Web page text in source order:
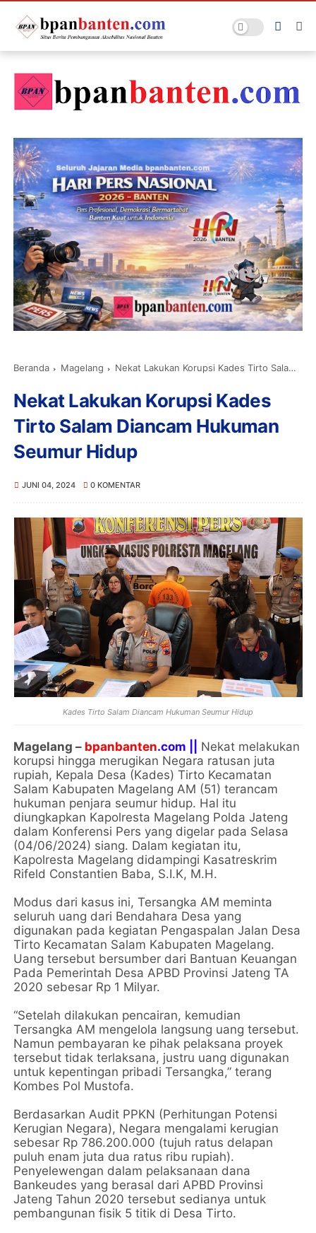
Beranda Magelang Nekat Lakukan Korupsi Kades Tirto Salam Diancam Hukuman Seumur Hidup
Nekat Lakukan Korupsi Kades
Tirto Salam Diancam Hukuman
Seumur Hidup
JUNI 04, 2024 0 KOMENTAR
Kades Tirto Salam Diancam Hukuman Seumur Hidup
Magelang – bpanbanten.com ||
Nekat melakukan
korupsi hingga merugikan Negara ratusan juta
rupiah, Kepala Desa (Kades) Tirto Kecamatan
Salam Kabupaten Magelang AM (51) terancam
hukuman penjara seumur hidup. Hal itu
diungkapkan Kapolresta Magelang Polda Jateng
dalam Konferensi Pers yang digelar pada Selasa
(04/06/2024) siang. Dalam kegiatan itu,
Kapolresta Magelang didampingi Kasatreskrim
Rifeld Constantien Baba, S.I.K, M.H.
Modus dari kasus ini, Tersangka AM meminta
seluruh uang dari Bendahara Desa yang
digunakan pada kegiatan Pengaspalan Jalan Desa
Tirto Kecamatan Salam Kabupaten Magelang.
Uang tersebut bersumber dari Bantuan Keuangan
Pada Pemerintah Desa APBD Provinsi Jateng TA
2020 sebesar Rp 1 Milyar.
“Setelah dilakukan pencairan, kemudian
Tersangka AM mengelola langsung uang tersebut.
Namun pembayaran ke pihak pelaksana proyek
tersebut tidak terlaksana, justru uang digunakan
untuk kepentingan pribadi Tersangka,” terang
Kombes Pol Mustofa.
Berdasarkan Audit PPKN (Perhitungan Potensi
Kerugian Negara), Negara mengalami kerugian
sebesar Rp 786.200.000 (tujuh ratus delapan
puluh enam juta dua ratus ribu rupiah).
Penyelewengan dalam pelaksanaan dana
Bankeudes yang berasal dari APBD Provinsi
Jateng Tahun 2020 tersebut sedianya untuk
pembangunan fisik 5 titik di Desa Tirto.